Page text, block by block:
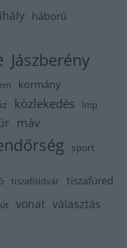
háború
Jászberény
kormány
közlekedés lmp
máv
sport
tiszaföldvár tiszafüred
vonat választás